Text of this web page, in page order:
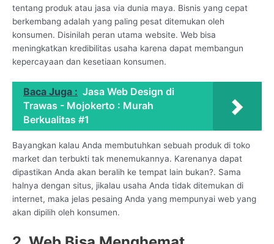
tentang produk atau jasa via dunia maya. Bisnis yang cepat
berkembang adalah yang paling pesat ditemukan oleh
konsumen. Disinilah peran utama website. Web bisa
meningkatkan kredibilitas usaha karena dapat membangun
kepercayaan dan kesetiaan konsumen.
Baca Juga : Jasa Web Design di
Trawas - Mojokerto : Murah
Berkualitas #1
Bayangkan kalau Anda membutuhkan sebuah produk di toko
market dan terbukti tak menemukannya. Karenanya dapat
dipastikan Anda akan beralih ke tempat lain bukan?. Sama
halnya dengan situs, jikalau usaha Anda tidak ditemukan di
internet, maka jelas pesaing Anda yang mempunyai web yang
akan dipilih oleh konsumen.